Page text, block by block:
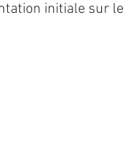
initiale sur le